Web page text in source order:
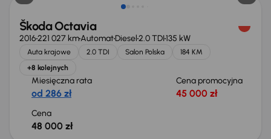
Škoda Octavia
2016221 027 kmAutomatDiesel2.0 TDI135 kW
Auta krajowe 2.0 TDI Salon Polska
184 KM
+8 kolejnych
Miesięczna rata
od 286 zł
Cena promocyjna
45 000 zł
Cena
48 000 zł
Taniej o 1 500 zł